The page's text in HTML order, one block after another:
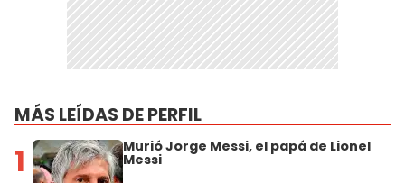
MÁS LEÍDAS DE PERFIL
1 Murió Jorge Messi, el papá de Lionel
Messi